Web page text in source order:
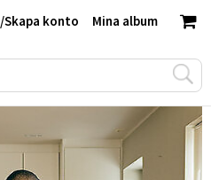
Mina album
/Skapa konto